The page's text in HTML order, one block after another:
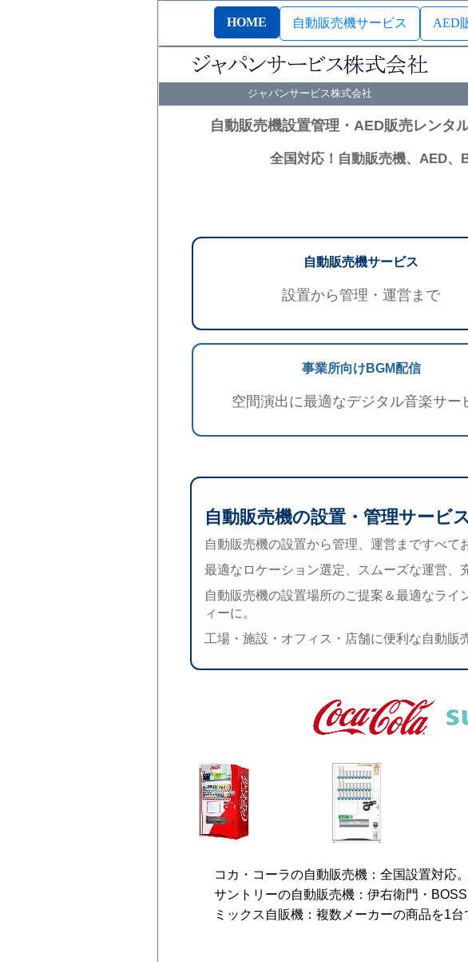
HOME 自動販売機サービス AED
ジャパンサービス株式会社
自動販売機設置管理・AED販売レンタ
全国対応！自動販売機、AED、
自動販売機サービス
設置から管理・運営まで
事業所向けBGM配信
空間演出に最適なデジタル音楽サー
自動販売機の設置・管理サービス
自動販売機の設置から管理、運営まですべて
最適なロケーション選定、スムーズな運営、
自動販売機の設置場所のご提案＆最適なラ
ィーに。
工場・施設・オフィス・店舗に便利な自動販
コカ・コーラの自動販売機：全国設置対応
サントリーの自動販売機：伊右衛門・
ミックス自販機：複数メーカーの商品を1